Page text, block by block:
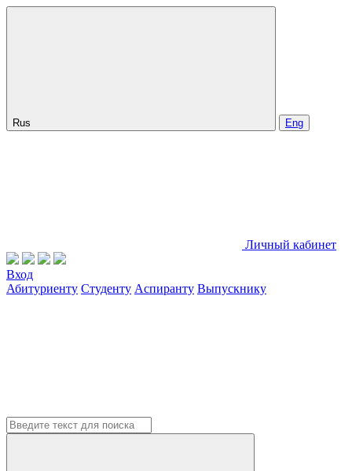
Rus Eng
Личный кабинет
Вход
Абитуриенту Студенту Аспиранту Выпускнику